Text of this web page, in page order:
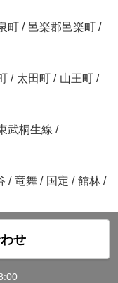
町 / 邑楽郡邑楽町 /
/ 太田町 / 山王町 /
武桐生線 /
/ 竜舞 / 国定 / 館林 /
せ